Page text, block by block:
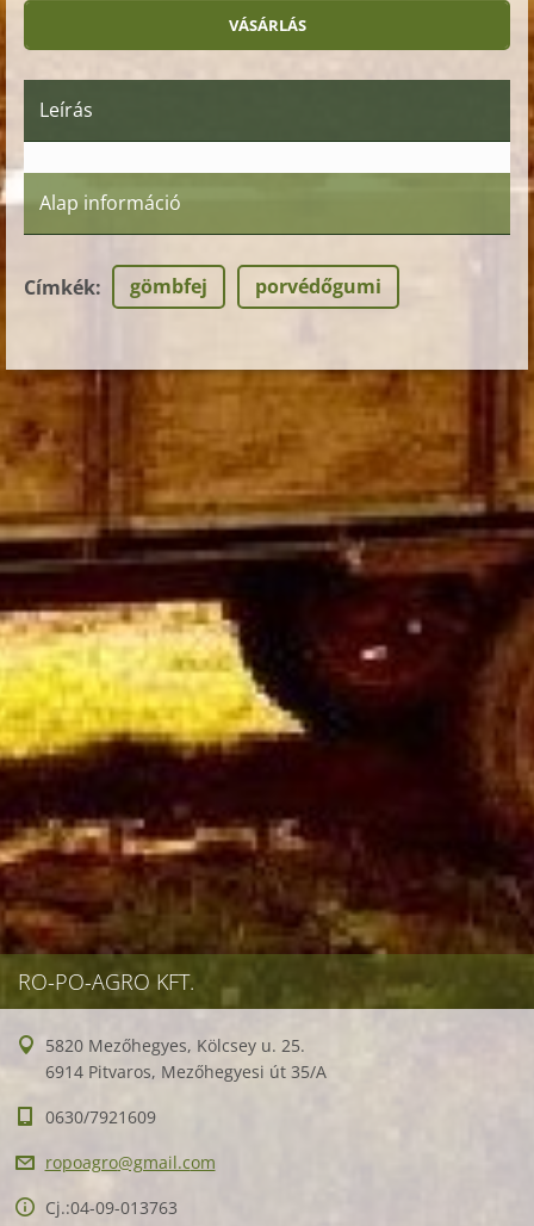
Leírás
Alap információ
Címkék: gömbfej porvédőgumi
RO-PO-AGRO KFT.
5820 Mezőhegyes, Kölcsey u. 25.
6914 Pitvaros, Mezőhegyesi út 35/A
0630/7921609
ropoagro@gmail.com
Cj.:04-09-013763